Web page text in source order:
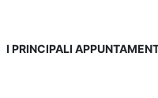
I PRINCIPALI